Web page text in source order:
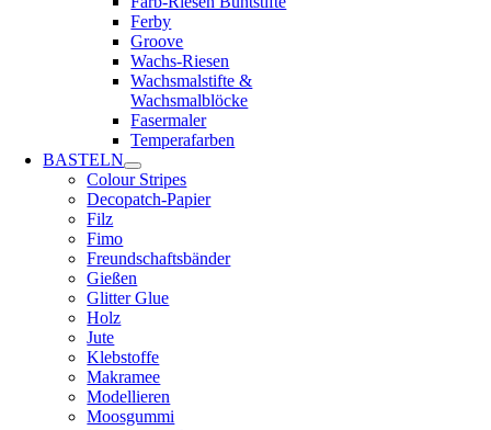
Ferby
Groove
Wachs-Riesen
Wachsmalstifte &
Wachsmalblöcke
Fasermaler
Temperafarben
BASTELN
Colour Stripes
Decopatch-Papier
Filz
Fimo
Freundschaftsbänder
Gießen
Glitter Glue
Holz
Jute
Klebstoffe
Makramee
Modellieren
Moosgummi